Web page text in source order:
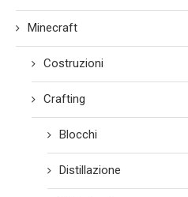
Minecraft
Costruzioni
Crafting
Blocchi
Distillazione